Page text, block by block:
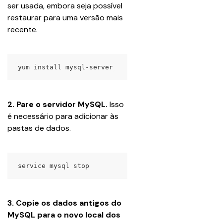
ser usada, embora seja possível
restaurar para uma versão mais
recente.
yum install mysql-server
2. Pare o servidor MySQL. Isso
é necessário para adicionar às
pastas de dados.
service mysql stop
3. Copie os dados antigos do
MySQL para o novo local dos